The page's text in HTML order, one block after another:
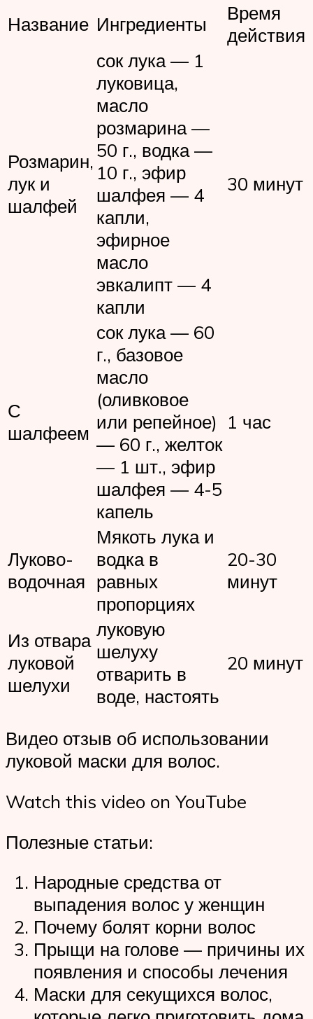
Название Ингредиенты
Время
действия
Розмарин,
лук и
шалфей
сок лука — 1
луковица,
масло
розмарина —
50 г., водка —
10 г., эфир
шалфея — 4
капли,
эфирное
масло
эвкалипт — 4
капли
30 минут
С
шалфеем
сок лука — 60
г., базовое
масло
(оливковое
или репейное)
— 60 г., желток
— 1 шт., эфир
шалфея — 4-5
капель
1 час
Луково-
водочная
Мякоть лука и
водка в
равных
пропорциях
20-30
минут
Из отвара
луковой
шелухи
луковую
шелуху
отварить в
воде, настоять
20 минут
Видео отзыв об использовании
луковой маски для волос.
Watch this video on YouTube
Полезные статьи:
Народные средства от
выпадения волос у женщин
Почему болят корни волос
Прыщи на голове — причины их
появления и способы лечения
Маски для секущихся волос,